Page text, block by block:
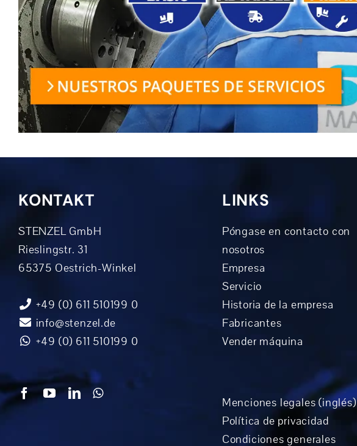
KONTAKT
STENZEL GmbH
Rieslingstr. 31
65375 Oestrich-Winkel
+49 (0) 611 510199 0
info@stenzel.de
+49 (0) 611 510199 0
LINKS
Póngase en contacto con
nosotros
Empresa
Servicio
Historia de la empresa
Fabricantes
Vender máquina
Menciones legales (inglés)
Política de privacidad
Condiciones generales